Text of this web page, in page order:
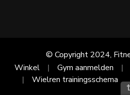
© Copyright 2024,
Winkel
Gym aanmelden
Wielren trainingsschema